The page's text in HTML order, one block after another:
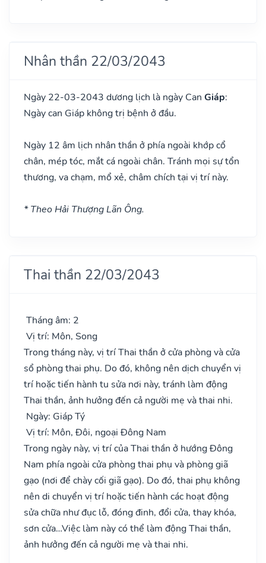
Nhân thần 22/03/2043
Ngày 22-03-2043 dương lịch là ngày Can Giáp:
Ngày can Giáp không trị bệnh ở đầu.
Ngày 12 âm lịch nhân thần ở phía ngoài khớp cổ
chân, mép tóc, mắt cá ngoài chân. Tránh mọi sự tổn
thương, va chạm, mổ xẻ, châm chích tại vị trí này.
* Theo Hải Thượng Lãn Ông.
Thai thần 22/03/2043
Tháng âm: 2
Vị trí: Môn, Song
Trong tháng này, vị trí Thai thần ở cửa phòng và cửa
sổ phòng thai phụ. Do đó, không nên dịch chuyển vị
trí hoặc tiến hành tu sửa nơi này, tránh làm động
Thai thần, ảnh hưởng đến cả người mẹ và thai nhi.
Ngày: Giáp Tý
Vị trí: Môn, Đôi, ngoại Đông Nam
Trong ngày này, vị trí của Thai thần ở hướng Đông
Nam phía ngoài cửa phòng thai phụ và phòng giã
gạo (nơi để chày cối giã gạo). Do đó, thai phụ không
nên di chuyển vị trí hoặc tiến hành các hoạt động
sửa chữa như đục lỗ, đóng đinh, đổi cửa, thay khóa,
sơn cửa…Việc làm này có thể làm động Thai thần,
ảnh hưởng đến cả người mẹ và thai nhi.